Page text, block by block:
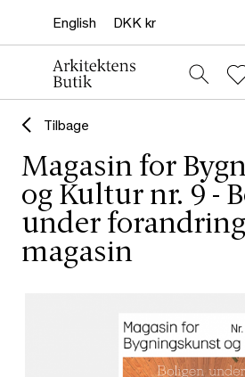
Tilbage
Magasin for
og Kultur nr. 9 -
under
magasin